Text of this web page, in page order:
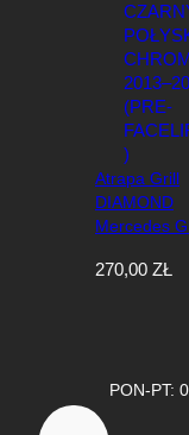
Atrapa Grill
DIAMOND
Mercedes
270,00 ZŁ
PON-PT: